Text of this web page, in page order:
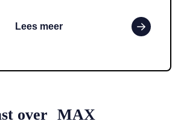
Lees meer
over MAX